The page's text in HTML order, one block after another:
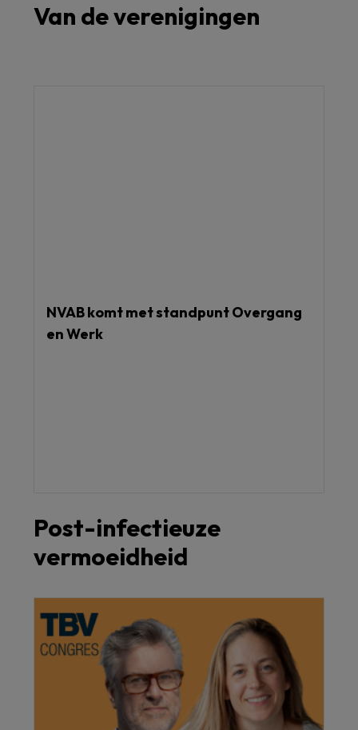
Van de verenigingen
NVAB komt met standpunt Overgang
en Werk
Post-infectieuze
vermoeidheid